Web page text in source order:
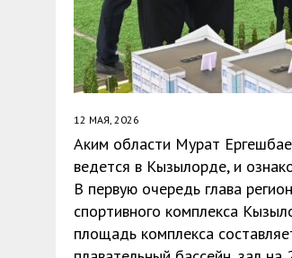
12 МАЯ, 2026
Аким области Мурат
ведется в Кызылорде, и
В первую очередь глава
спортивного комплекса
площадь комплекса